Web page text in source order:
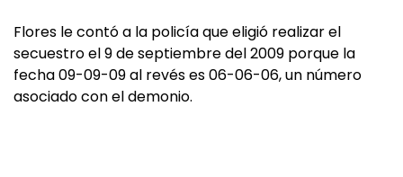
Flores le contó a la policía que eligió realizar el
secuestro el 9 de septiembre del 2009 porque la
fecha 09-09-09 al revés es 06-06-06, un número
asociado con el demonio.